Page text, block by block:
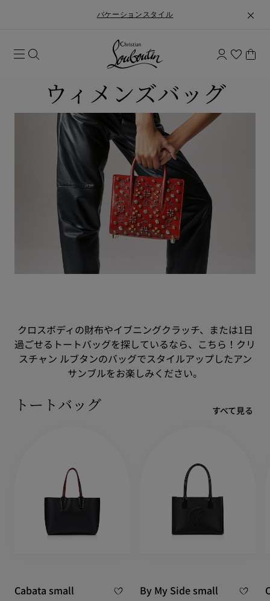
バケーションスタイル
ウィメンズバッグ
クロスボディの財布やイブニングクラッチ、または1日
過ごせるトートバッグを探しているなら、こちら！クリ
スチャン ルブタンのバッグでスタイルアップしたアン
サンブルをお楽しみください。
トートバッグ すべて見る
Cabata small By My Side small